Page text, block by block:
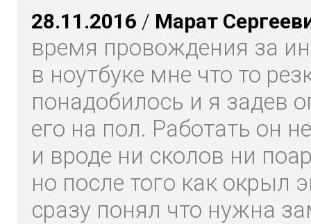
28.11.2016 / Марат
время провождения за
в ноутбуке мне что то
понадобилось и я задев
его на пол. Работать он
и вроде ни сколов ни
но после того как окрыл
сразу понял что нужна